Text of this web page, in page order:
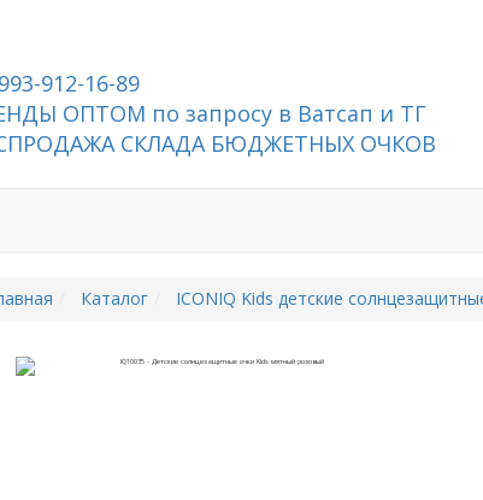
912-16-89
ОПТОМ по запросу в Ватсап и ТГ
СКЛАДА БЮДЖЕТНЫХ ОЧКОВ
Каталог ICONIQ Kids детские